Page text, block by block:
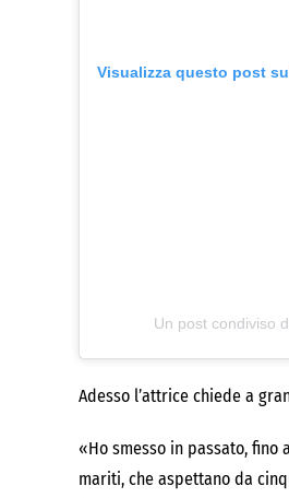
Visualizza questo post
Un post condiviso
Adesso l’attrice chiede a
«Ho smesso in passato,
mariti, che aspettano da